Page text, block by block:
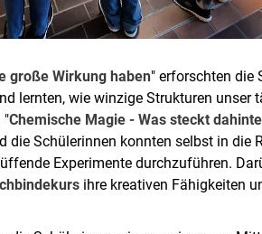
große Wirkung haben" erforschten die
lernten, wie winzige Strukturen unser
"Chemische Magie - Was steckt
die Schülerinnen konnten selbst in die
Experimente durchzuführen.
ihre kreativen Fähigkeiten